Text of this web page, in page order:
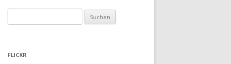
nach:
FLICKR